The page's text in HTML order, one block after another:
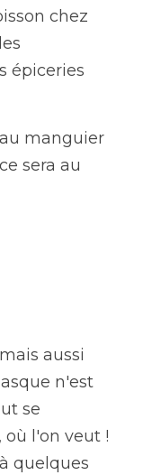
chez
épiceries
manguier
sera au
aussi
n'est
se
l'on veut !
quelques